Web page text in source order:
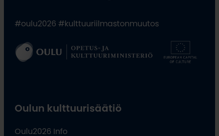
#oulu2026 #kulttuuriilmastonmuutos
Oulun kulttuurisäätiö
Oulu2026 Info